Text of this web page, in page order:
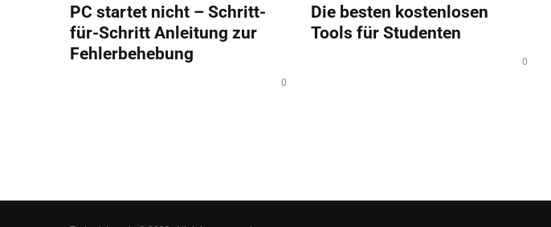
PC startet nicht – Schritt-
für-Schritt Anleitung zur
Fehlerbehebung
0
Die besten kostenlosen
Tools für Studenten
0